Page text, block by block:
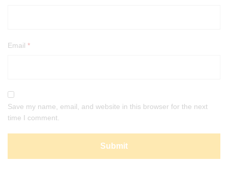
Email *
Save my name, email, and website in this browser for the next
time I comment.